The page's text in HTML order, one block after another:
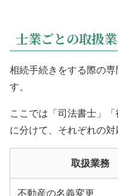
士業ごとの取扱
相続手続きをする際の
す。
ここでは「司法書士」
に分けて、それぞれの対
取扱業務
不動産の名義変更